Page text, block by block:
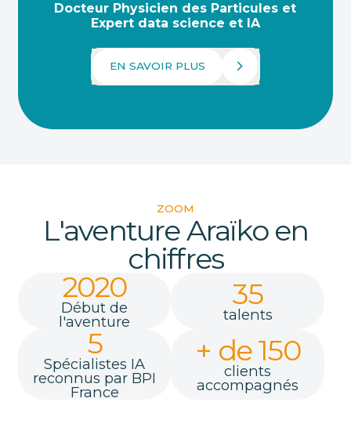
Docteur Physicien des Particules et
Expert data science et IA
EN SAVOIR PLUS
ZOOM
L'aventure Araïko en
chiffres
2020
Début de
l'aventure
35
talents
5
Spécialistes IA
reconnus par BPI
France
+ de 150
clients
accompagnés